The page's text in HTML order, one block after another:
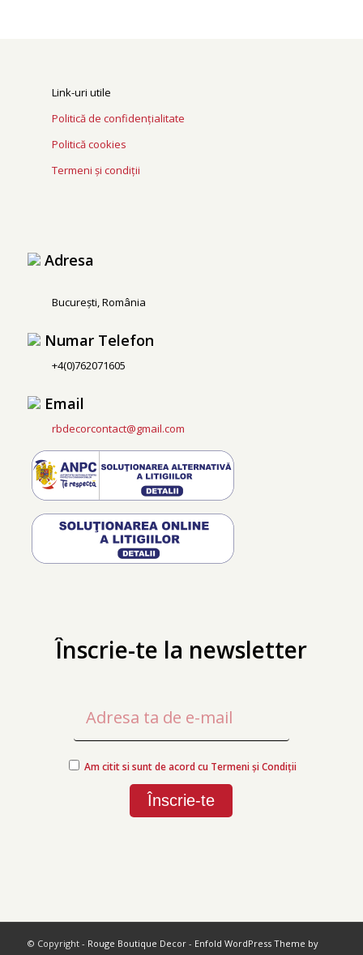
Link-uri utile
Politică de confidențialitate
Politică cookies
Termeni și condiții
Adresa
București, România
Numar Telefon
+4(0)762071605
Email
rbdecorcontact@gmail.com
Înscrie-te la newsletter
Am citit si sunt de acord cu Termeni și Condiții
© Copyright - Rouge Boutique Decor- Enfold WordPress Theme by